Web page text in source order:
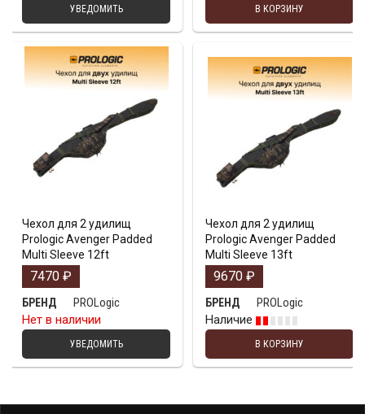
УВЕДОМИТЬ В КОРЗИНУ
Чехол для 2 удилищ
Prologic Avenger Padded
Multi Sleeve 12ft
7470 ₽
БРЕНД
PROLogic
Нет в наличии
УВЕДОМИТЬ
Чехол для 2 удилищ
Prologic Avenger Padded
Multi Sleeve 13ft
9670 ₽
БРЕНД
PROLogic
Наличие
В КОРЗИНУ